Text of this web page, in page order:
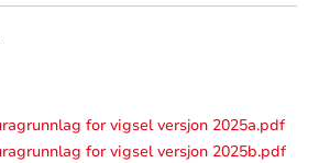
for vigsel versjon 2025a.pdf
for vigsel versjon 2025b.pdf